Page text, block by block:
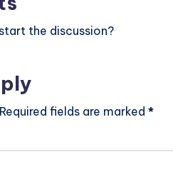
the discussion?
Required fields are marked *